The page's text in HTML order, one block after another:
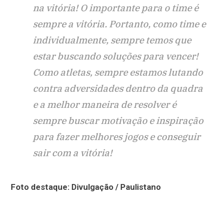
na vitória! O importante para o time é
sempre a vitória. Portanto, como time e
individualmente, sempre temos que
estar buscando soluções para vencer!
Como atletas, sempre estamos lutando
contra adversidades dentro da quadra
e a melhor maneira de resolver é
sempre buscar motivação e inspiração
para fazer melhores jogos e conseguir
sair com a vitória!
Foto destaque: Divulgação / Paulistano